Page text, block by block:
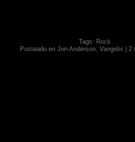
Tags: Rock
Posteado en Jon Anderson, Vangelis 2